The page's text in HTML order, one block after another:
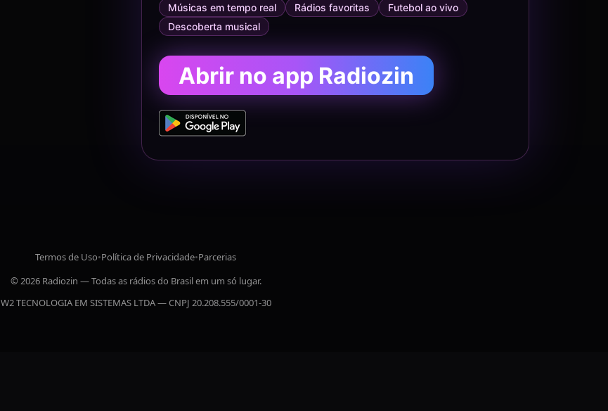
Músicas em tempo real Rádios favoritas
Futebol ao vivo
Descoberta musical
Abrir no app Radiozin
Termos de Uso•Política de Privacidade•Parcerias
© 2026 Radiozin — Todas as rádios do Brasil em um só lugar.
W2 TECNOLOGIA EM SISTEMAS LTDA — CNPJ 20.208.555/0001-30